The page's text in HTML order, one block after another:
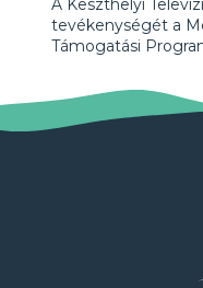
A Keszthelyi
tevékenységét a
Támogatási